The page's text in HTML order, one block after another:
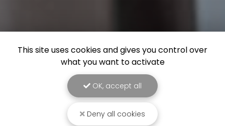
This site uses cookies and gives you control over
what you want to activate
OK, accept all
Deny all cookies